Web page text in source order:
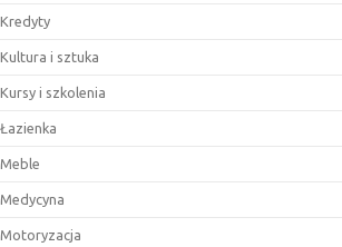
Kredyty
Kultura i sztuka
Kursy i szkolenia
Łazienka
Meble
Medycyna
Motoryzacja